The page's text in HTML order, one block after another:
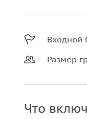
Входной
Размер
Что